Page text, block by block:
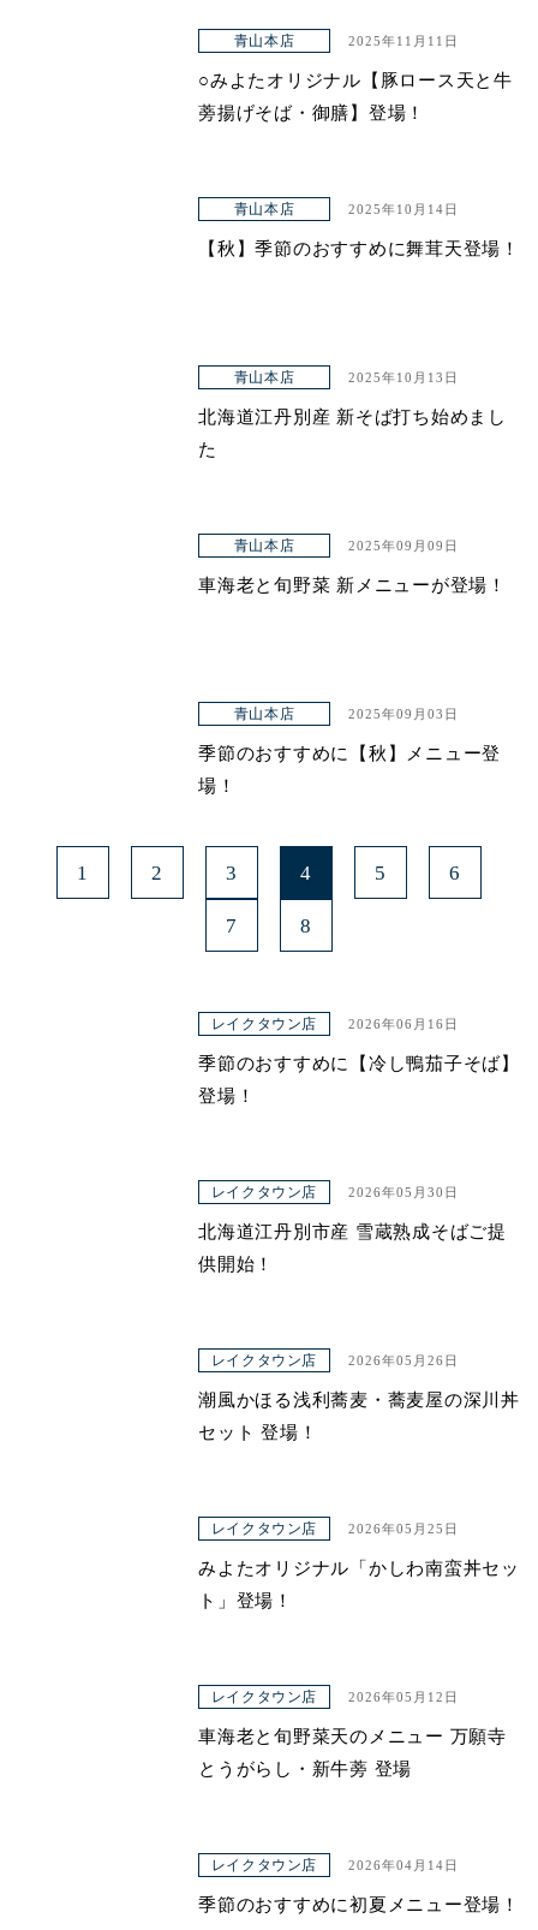
青山本店 2025年11月11日
○みよたオリジナル【豚ロース天と牛
蒡揚げそば・御膳】登場！
青山本店 2025年10月14日
【秋】季節のおすすめに舞茸天登場！
青山本店 2025年10月13日
北海道江丹別産 新そば打ち始めまし
た
青山本店 2025年09月09日
車海老と旬野菜 新メニューが登場！
青山本店 2025年09月03日
季節のおすすめに【秋】メニュー登
場！
1 2 3 4 5 6
7 8
レイクタウン店 2026年06月16日
季節のおすすめに【冷し鴨茄子そば】
登場！
レイクタウン店 2026年05月30日
北海道江丹別市産 雪蔵熟成そばご提
供開始！
レイクタウン店 2026年05月26日
潮風かほる浅利蕎麦・蕎麦屋の深川丼
セット 登場！
レイクタウン店 2026年05月25日
みよたオリジナル「かしわ南蛮丼セッ
ト」登場！
レイクタウン店 2026年05月12日
車海老と旬野菜天のメニュー 万願寺
とうがらし・新牛蒡 登場
レイクタウン店 2026年04月14日
季節のおすすめに初夏メニュー登場！